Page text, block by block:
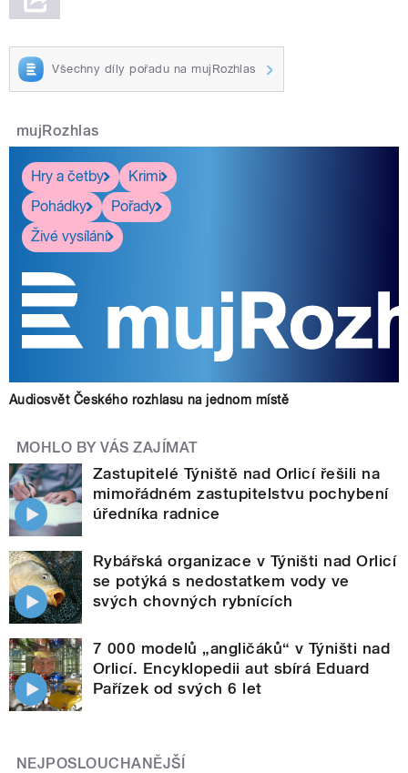
Všechny díly pořadu na mujRozhlas
mujRozhlas
Hry a četby
Krimi
Pohádky
Pořady
Živé vysílání
Audiosvět Českého rozhlasu na jednom místě
MOHLO BY VÁS ZAJÍMAT
Zastupitelé Týniště nad Orlicí řešili na
mimořádném zastupitelstvu pochybení
úředníka radnice
Rybářská organizace v Týništi nad Orlicí
se potýká s nedostatkem vody ve
svých chovných rybnících
7 000 modelů „angličáků“ v Týništi nad
Orlicí. Encyklopedii aut sbírá Eduard
Pařízek od svých 6 let
NEJPOSLOUCHANĚJŠÍ